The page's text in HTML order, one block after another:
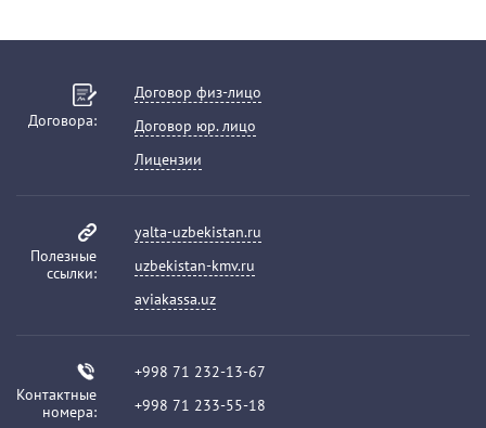
Договора:
Договор физ-лицо
Договор юр. лицо
Лицензии
Полезные
ссылки:
yalta-uzbekistan.ru
uzbekistan-kmv.ru
aviakassa.uz
Контактные
номера:
+998 71 232-13-67
+998 71 233-55-18